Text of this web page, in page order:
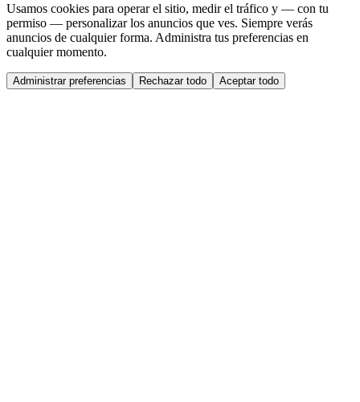
Usamos cookies para operar el sitio, medir el tráfico y — con tu
permiso — personalizar los anuncios que ves. Siempre verás
anuncios de cualquier forma. Administra tus preferencias en
cualquier momento.
Administrar preferencias Rechazar todo Aceptar todo